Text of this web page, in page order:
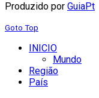
Produzido por GuiaPt
Goto Top
INICIO
Mundo
Região
País